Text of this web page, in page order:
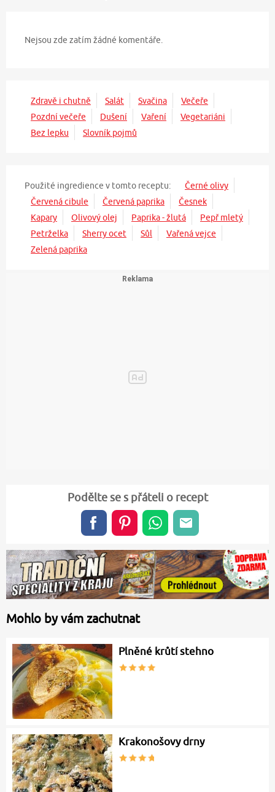
Nejsou zde zatím žádné komentáře.
Zdravě i chutně Salát Svačina
Večeře
Pozdní večeře
Dušení Vaření
Vegetariáni
Bez lepku
Slovník pojmů
Použité ingredience v tomto receptu:
Černé olivy
Červená cibule
Červená paprika
Česnek
Kapary
Olivový olej Paprika - žlutá
Pepř mletý
Petrželka
Sherry ocet Sůl
Vařená vejce
Zelená paprika
Podělte se s přáteli o recept
Mohlo by vám zachutnat
Plněné krůtí stehno
Krakonošovy drny